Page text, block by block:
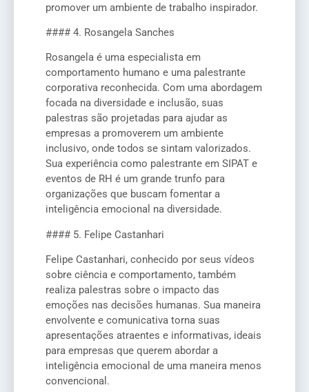
promover um ambiente de trabalho inspirador.
#### 4. Rosangela Sanches
Rosangela é uma especialista em
comportamento humano e uma palestrante
corporativa reconhecida. Com uma abordagem
focada na diversidade e inclusão, suas
palestras são projetadas para ajudar as
empresas a promoverem um ambiente
inclusivo, onde todos se sintam valorizados.
Sua experiência como palestrante em SIPAT e
eventos de RH é um grande trunfo para
organizações que buscam fomentar a
inteligência emocional na diversidade.
#### 5. Felipe Castanhari
Felipe Castanhari, conhecido por seus vídeos
sobre ciência e comportamento, também
realiza palestras sobre o impacto das
emoções nas decisões humanas. Sua maneira
envolvente e comunicativa torna suas
apresentações atraentes e informativas, ideais
para empresas que querem abordar a
inteligência emocional de uma maneira menos
convencional.